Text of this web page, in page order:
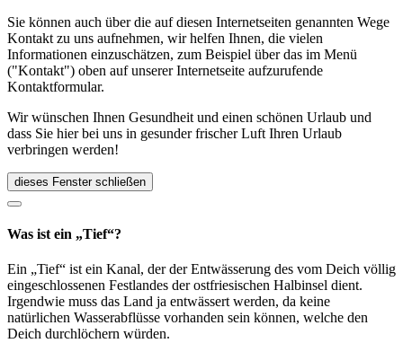
Sie können auch über die auf diesen Internetseiten genannten Wege
Kontakt zu uns aufnehmen, wir helfen Ihnen, die vielen
Informationen einzuschätzen, zum Beispiel über das im Menü
("Kontakt") oben auf unserer Internetseite aufzurufende
Kontaktformular.
Wir wünschen Ihnen Gesundheit und einen schönen Urlaub und
dass Sie hier bei uns in gesunder frischer Luft Ihren Urlaub
verbringen werden!
dieses Fenster schließen
Was ist ein „Tief“?
Ein „Tief“ ist ein Kanal, der der Entwässerung des vom Deich völlig
eingeschlossenen Festlandes der ostfriesischen Halbinsel dient.
Irgendwie muss das Land ja entwässert werden, da keine
natürlichen Wasserabflüsse vorhanden sein können, welche den
Deich durchlöchern würden.